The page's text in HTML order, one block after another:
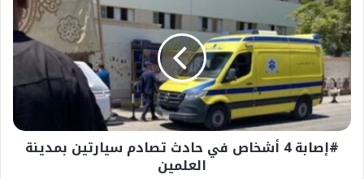
4
أشخاص
في
حادث
تصادم
سيارتين
بمدينة
العلمين
#إصابة 4 أشخاص في حادث تصادم سيارتين بمدينة
العلمين